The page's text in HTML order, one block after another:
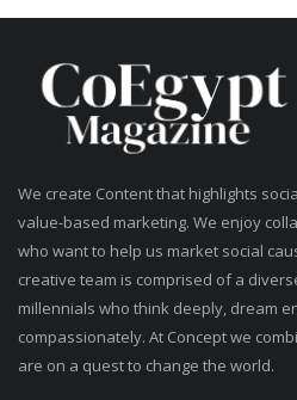
We create Content that highlights
value-based marketing. We enjoy
who want to help us market social
creative team is comprised of a
millennials who think deeply, dream
compassionately. At Concept we
are on a quest to change the world.